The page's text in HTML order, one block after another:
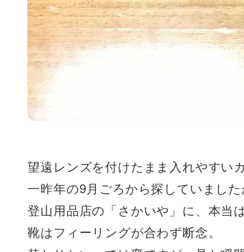
望遠レンズを付けたまま入れやすい
一昨年の9月ごろから探していまし
登山用品店の「さかいや」に、本当
靴はフィーリングが合わず断念。